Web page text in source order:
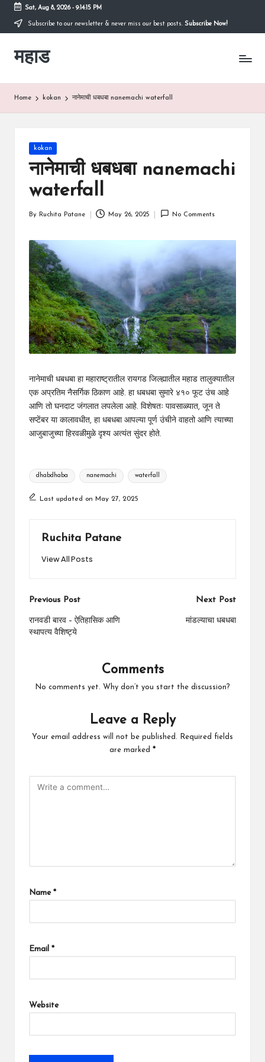
Skip
content
Sat, Aug 8, 2026- 9:14:16 PM
Subscribe to our newsletter & never miss our best posts. Subscribe Now!
महाड
कोकणातील
Home kokan नानेमाची धबधबा nanemachi waterfall
Posted
kokan
नानेमाची धबधबा nanemachi
waterfall
By Ruchita Patane May 26, 2025 No Comments
नानेमाची धबधबा हा महाराष्ट्रातील रायगड जिल्ह्यातील महाड तालुक्यातील
एक अप्रतिम नैसर्गिक ठिकाण आहे. हा धबधबा सुमारे ४१० फूट उंच आहे
आणि तो घनदाट जंगलात लपलेला आहे. विशेषतः पावसाळ्यात, जून ते
सप्टेंबर या कालावधीत, हा धबधबा आपल्या पूर्ण उंचीने वाहतो आणि त्याच्या
आजुबाजुच्या हिरवळीमुळे दृश्य अत्यंत सुंदर होते.
Tags:
dhabdhaba nanemachi waterfall
Last updated on May 27, 2025
Ruchita Patane
View All Posts
Post
navigation
Previous Post
रानवडी बारव – ऐतिहासिक आणि
स्थापत्य वैशिष्ट्ये
Next Post
मांडल्याचा धबधबा
Comments
No comments yet. Why don’t you start the discussion?
Leave a Reply
Your email address will not be published.
Required fields
are marked *
Name *
Email *
Website